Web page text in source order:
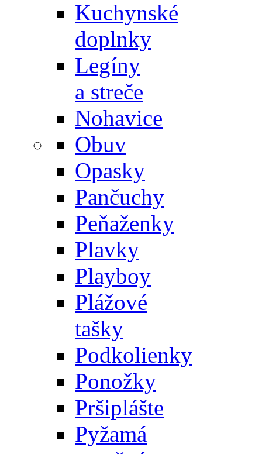
Kuchynské
doplnky
Legíny
a streče
Nohavice
Obuv
Opasky
Pančuchy
Peňaženky
Plavky
Playboy
Plážové
tašky
Podkolienky
Ponožky
Pršiplášte
Pyžamá